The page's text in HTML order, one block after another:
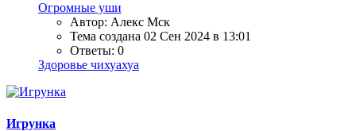
Огромные уши
Автор: Алекс Мск
Тема создана 02 Сен 2024 в 13:01
Ответы: 0
Здоровье чихуахуа
Игрунка